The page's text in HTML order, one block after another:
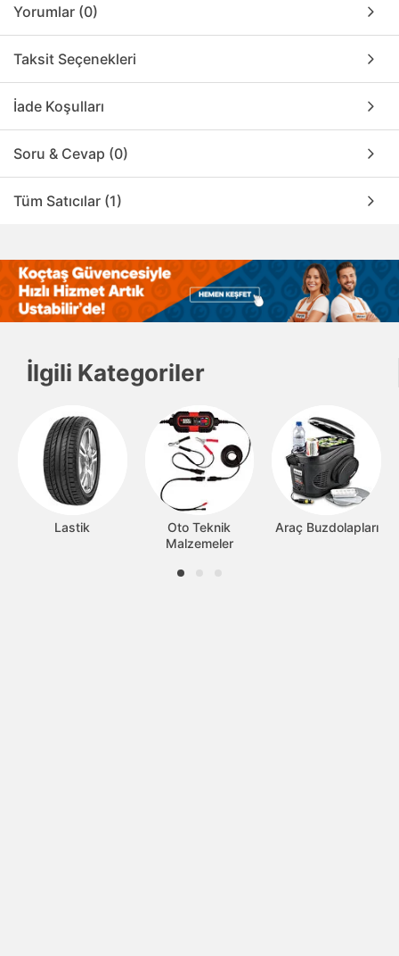
Yorumlar (0)
Taksit Seçenekleri
İade Koşulları
Soru & Cevap (0)
Tüm Satıcılar (1)
İlgili Kategoriler
Lastik
Oto Teknik
Malzemeler
Araç Buzdolapları